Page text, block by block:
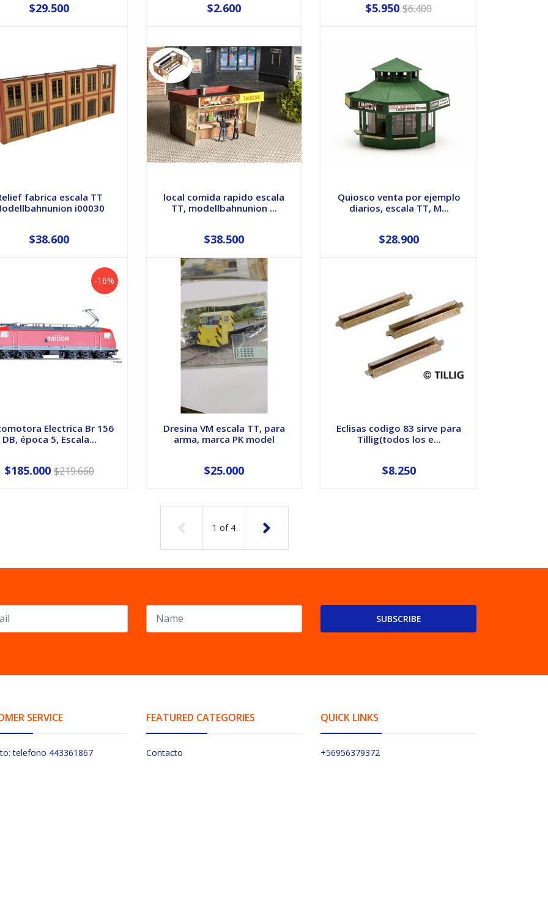
$29.500 $2.600 $5.950 $6.400
fabrica escala TT
i00030
$38.600
local comida rapido escala
TT, modellbahnunion ...
$38.500
Quiosco venta por ejemplo
diarios, escala TT, M...
$28.900
-16%
Electrica Br 156
DB, época 5, Escala...
$185.000 $219.660
Dresina VM escala TT, para
arma, marca PK model
$25.000
Eclisas codigo 83 sirve para
Tillig(todos los e...
$8.250
1 of 4
SUBSCRIBE
SERVICE
telefono 443361867
FEATURED CATEGORIES
Contacto
QUICK LINKS
+56956379372